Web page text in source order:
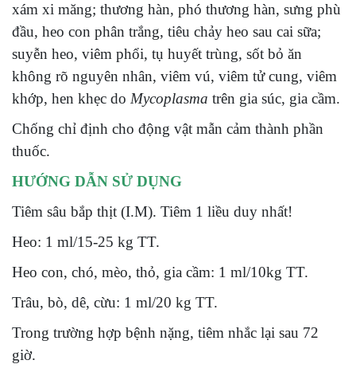
xám xi măng; thương hàn, phó thương hàn, sưng phù
đầu, heo con phân trắng, tiêu chảy heo sau cai sữa;
suyễn heo, viêm phổi, tụ huyết trùng, sốt bỏ ăn
không rõ nguyên nhân, viêm vú, viêm tử cung, viêm
khớp, hen khẹc do Mycoplasma trên gia súc, gia cầm.
Chống chỉ định cho động vật mẫn cảm thành phần
thuốc.
HƯỚNG DẪN SỬ DỤNG
Tiêm sâu bắp thịt (I.M). Tiêm 1 liều duy nhất!
Heo: 1 ml/15-25 kg TT.
Heo con, chó, mèo, thỏ, gia cầm: 1 ml/10kg TT.
Trâu, bò, dê, cừu: 1 ml/20 kg TT.
Trong trường hợp bệnh nặng, tiêm nhắc lại sau 72
giờ.